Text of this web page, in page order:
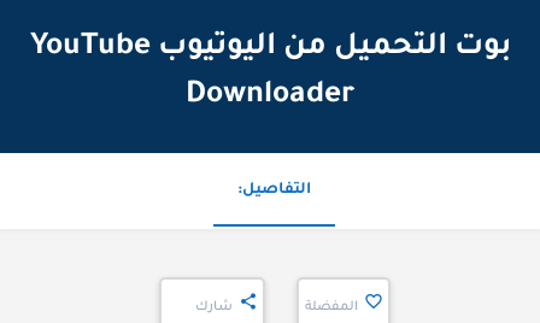
بوت التحميل من اليوتيوب YouTube
Downloader
التفاصيل:
المفضلة شارك